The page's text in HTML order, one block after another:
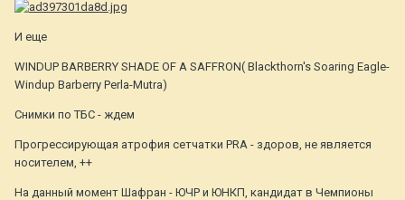
И еще
WINDUP BARBERRY SHADE OF A SAFFRON( Blackthorn's Soaring Eagle-
Windup Barberry Perla-Mutra)
Снимки по ТБС - ждем
Прогрессирующая атрофия сетчатки PRA - здоров, не является
носителем, ++
На данный момент Шафран - ЮЧР и ЮНКП, кандидат в Чемпионы